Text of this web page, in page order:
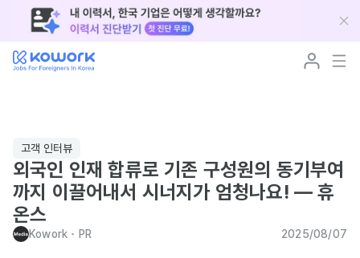
고객 인터뷰
외국인 인재 합류로 기존 구성원의 동기부여
까지 이끌어내서 시너지가 엄청나요! — 휴
온스
Kowork ･ PR 2025/08/07